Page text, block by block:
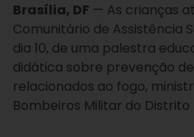
Brasília, DF — As crianças
Comunitário de Assistência
dia 10, de uma palestra
didática sobre prevenção
relacionados ao fogo,
Bombeiros Militar do Distrito